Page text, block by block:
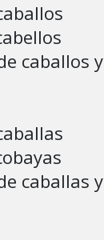
caballos y
caballas y